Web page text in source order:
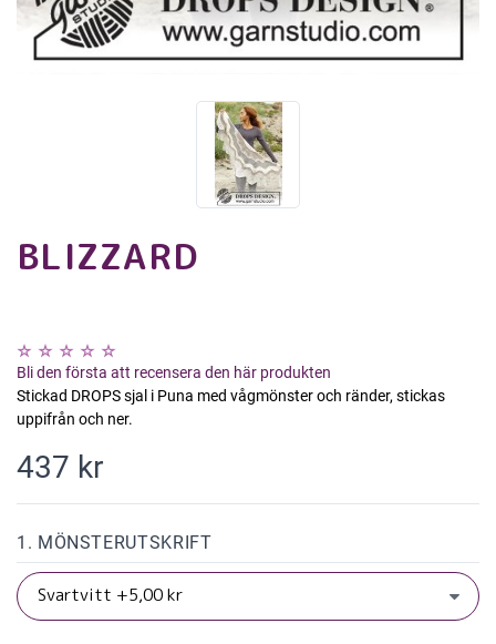
BLIZZARD
Bli den första att recensera den här produkten
Stickad DROPS sjal i Puna med vågmönster och ränder, stickas
uppifrån och ner.
437 kr
1. MÖNSTERUTSKRIFT